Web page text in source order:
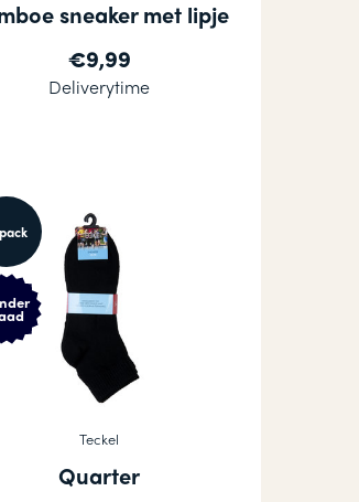
sneaker met lipje
€9,99
Deliverytime
Teckel
Quarter